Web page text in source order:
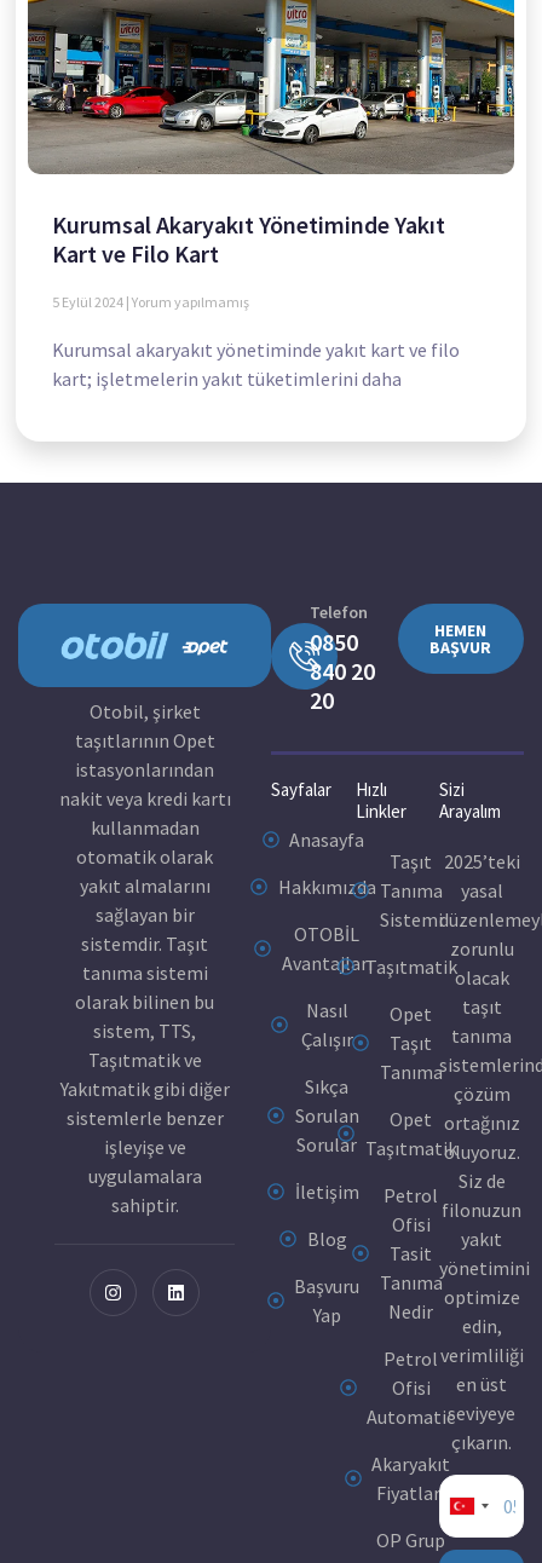
Kurumsal Akaryakıt Yönetiminde Yakıt
Kart ve Filo Kart
5 Eylül 2024 Yorum yapılmamış
Kurumsal akaryakıt yönetiminde yakıt kart ve filo
kart; işletmelerin yakıt tüketimlerini daha
Otobil, şirket
taşıtlarının Opet
istasyonlarından
nakit veya kredi kartı
kullanmadan
otomatik olarak
yakıt almalarını
sağlayan bir
sistemdir. Taşıt
tanıma sistemi
olarak bilinen bu
sistem, TTS,
Taşıtmatik ve
Yakıtmatik gibi diğer
sistemlerle benzer
işleyişe ve
uygulamalara
sahiptir.
Telefon
0850
840 20
20
HEMEN
BAŞVUR
Sayfalar
Anasayfa
Hakkımızda
OTOBİL
Avantajları
Nasıl
Çalışır
Sıkça
Sorulan
Sorular
İletişim
Blog
Başvuru
Yap
Hızlı
Linkler
Taşıt
Tanıma
Sistemi
Taşıtmatik
Opet
Taşıt
Tanıma
Opet
Taşıtmatik
Petrol
Ofisi
Tasit
Tanıma
Nedir
Petrol
Ofisi
Automatic
Akaryakıt
Fiyatları
OP Grup
Sizi
Arayalım
2025’teki
yasal
zorunlu
olacak
taşıt
tanıma
çözüm
ortağınız
oluyoruz.
Siz de
filonuzun
yakıt
yönetimini
optimize
edin,
verimliliği
en üst
seviyeye
çıkarın.
Turkey
+90